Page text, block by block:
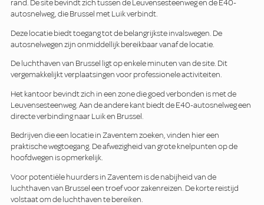
rand. De site bevindt zich tussen de Leuvensesteenweg en de E40-
autosnelweg, die Brussel met Luik verbindt.
Deze locatie biedt toegang tot de belangrijkste invalswegen. De
autosnelwegen zijn onmiddellijk bereikbaar vanaf de locatie.
De luchthaven van Brussel ligt op enkele minuten van de site. Dit
vergemakkelijkt verplaatsingen voor professionele activiteiten.
Het kantoor bevindt zich in een zone die goed verbonden is met de
Leuvensesteenweg. Aan de andere kant biedt de E40-autosnelweg een
directe verbinding naar Luik en Brussel.
Bedrijven die een locatie in Zaventem zoeken, vinden hier een
praktische wegtoegang. De afwezigheid van grote knelpunten op de
hoofdwegen is opmerkelijk.
Voor potentiële huurders in Zaventem is de nabijheid van de
luchthaven van Brussel een troef voor zakenreizen. De korte reistijd
volstaat om de luchthaven te bereiken.